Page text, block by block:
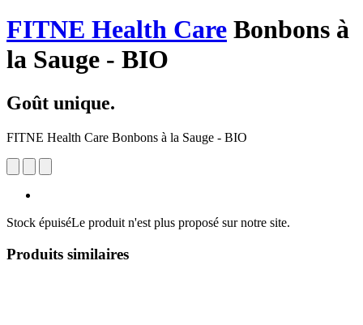
FITNE Health Care Bonbons à
la Sauge - BIO
Goût unique.
FITNE Health Care Bonbons à la Sauge - BIO
Stock épuiséLe produit n'est plus proposé sur notre site.
Produits similaires